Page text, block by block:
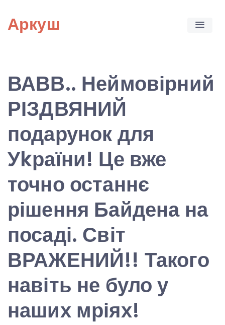
content
Аркуш
ВАВВ.. Неймовірний
РІЗДВЯНИЙ
подарунок для
Уkраїни! Це вже
точно останнє
рішення Байдена на
посаді. Світ
ВРАЖЕНИЙ!! Такого
навіть не було у
наших мріях!